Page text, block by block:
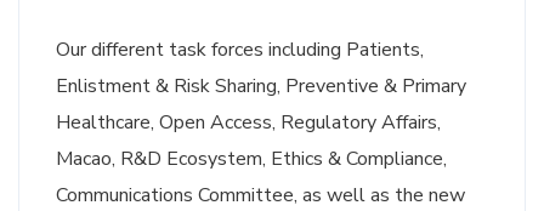
Our different task forces including Patients,
Enlistment & Risk Sharing, Preventive & Primary
Healthcare, Open Access, Regulatory Affairs,
Macao, R&D Ecosystem, Ethics & Compliance,
Communications Committee, as well as the new